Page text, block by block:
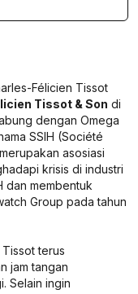
Félicien Tissot
Tissot & Son di
dengan Omega
SSIH (Société
asosiasi
krisis di industri
dan membentuk
Group pada tahun
terus
jam tangan
Selain ingin